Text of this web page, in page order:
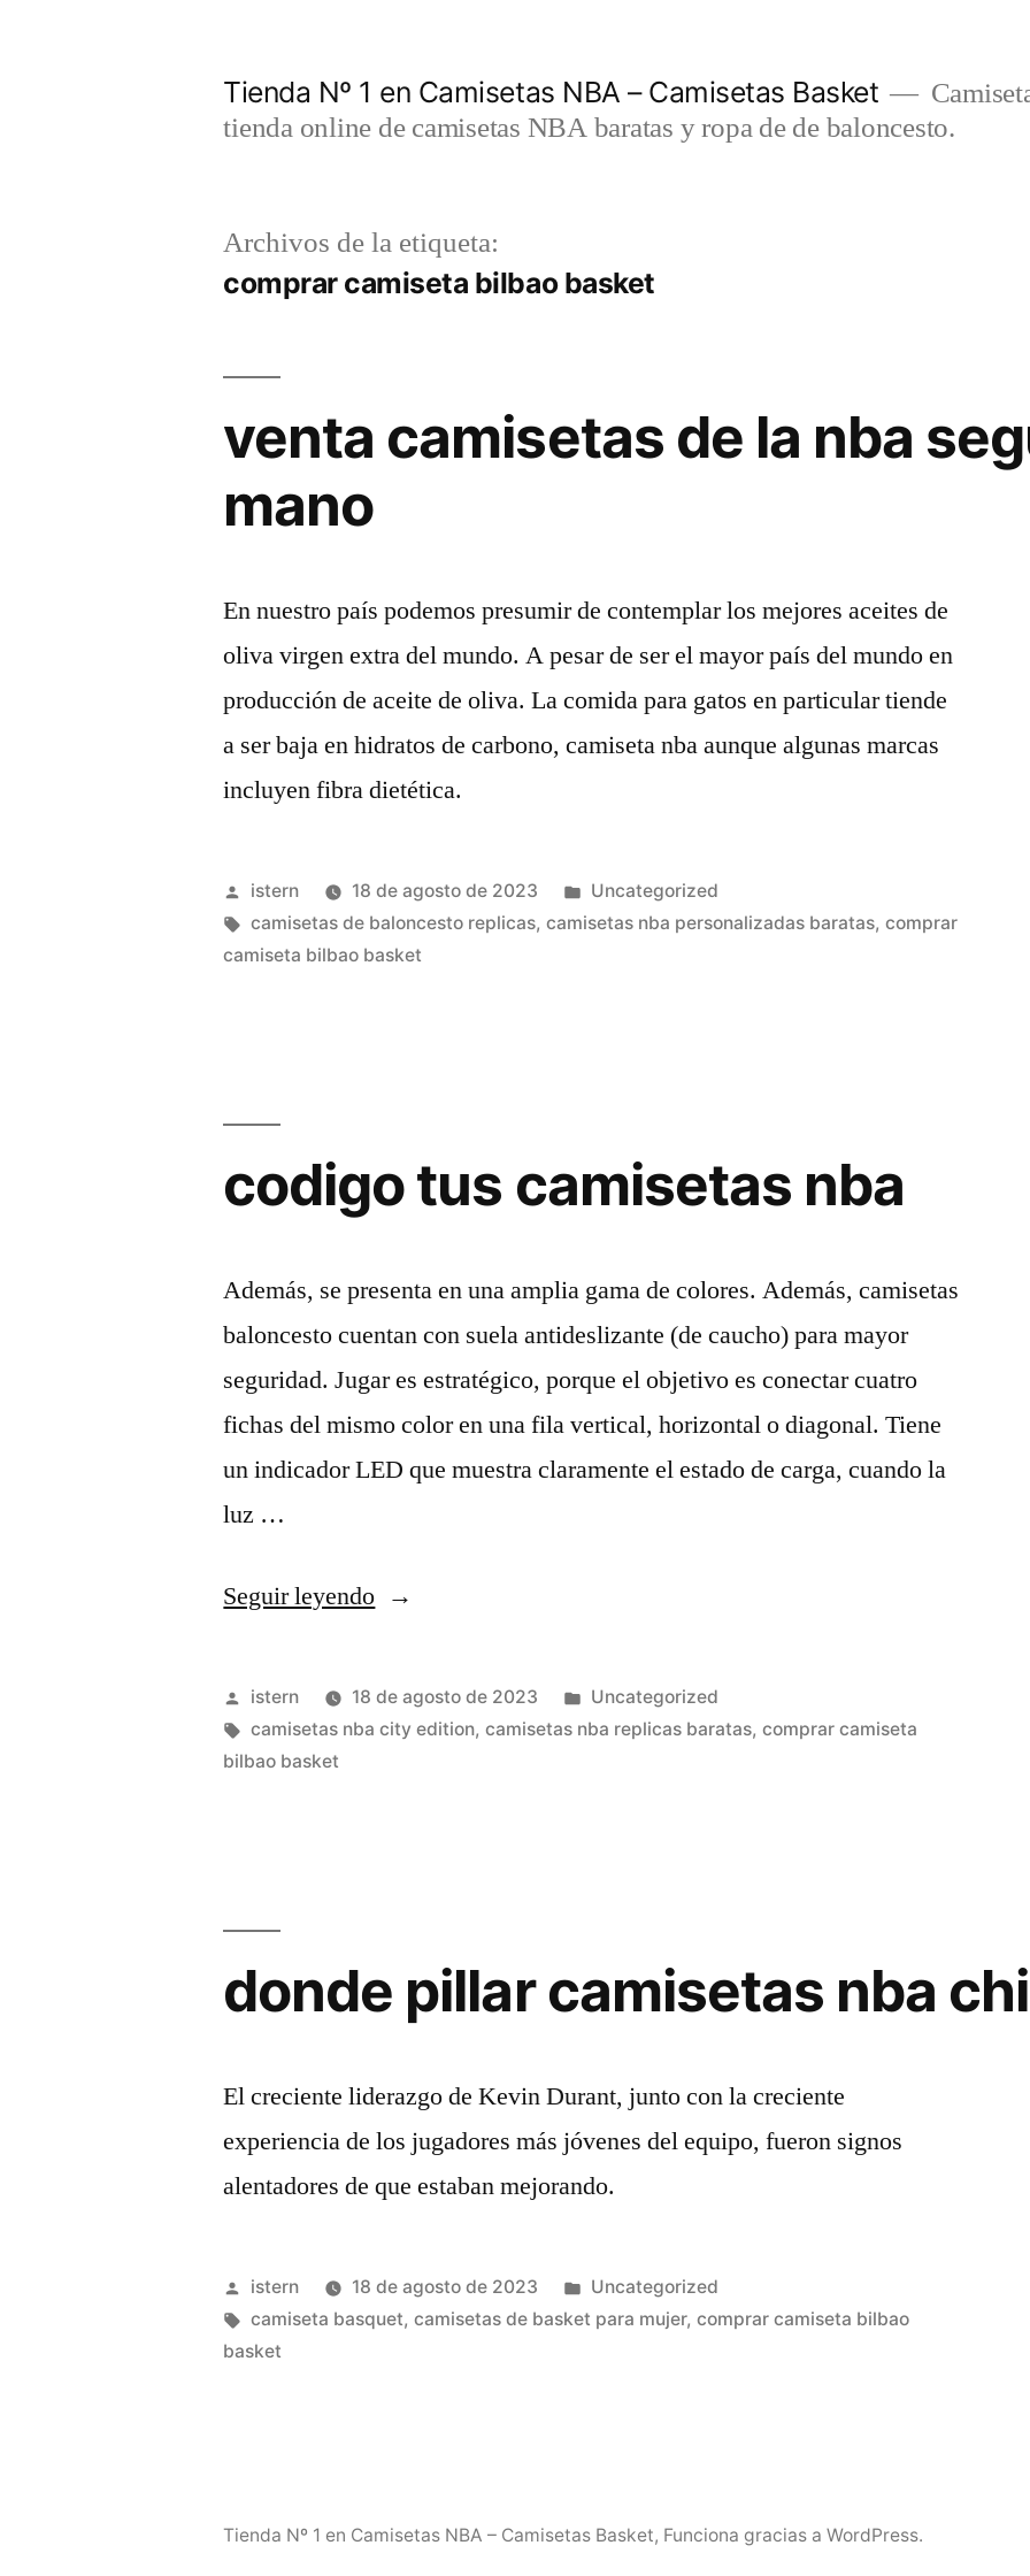
Tienda Nº 1 en Camisetas NBA – Camisetas Basket
tienda online de camisetas NBA baratas y ropa de de baloncesto.
Archivos de la etiqueta:
comprar camiseta bilbao basket
venta camisetas de la nba
mano
En nuestro país podemos presumir de contemplar los mejores aceites de
oliva virgen extra del mundo. A pesar de ser el mayor país del mundo en
producción de aceite de oliva. La comida para gatos en particular tiende
a ser baja en hidratos de carbono, camiseta nba aunque algunas marcas
incluyen fibra dietética.
Publicado
por
istern 18 de agosto de 2023
Publicado
en
Uncategorized
Etiquetas:
camisetas de baloncesto replicas,camisetas nba personalizadas baratas,comprar
camiseta bilbao basket
codigo tus camisetas nba
Además, se presenta en una amplia gama de colores. Además, camisetas
baloncesto cuentan con suela antideslizante (de caucho) para mayor
seguridad. Jugar es estratégico, porque el objetivo es conectar cuatro
fichas del mismo color en una fila vertical, horizontal o diagonal. Tiene
un indicador LED que muestra claramente el estado de carga, cuando la
luz …
Seguir leyendo«codigo
camisetas
nba»
Publicado
por
istern 18 de agosto de 2023
Publicado
en
Uncategorized
Etiquetas:
camisetas nba city edition,camisetas nba replicas baratas,comprar camiseta
bilbao basket
donde pillar camisetas nba
El creciente liderazgo de Kevin Durant, junto con la creciente
experiencia de los jugadores más jóvenes del equipo, fueron signos
alentadores de que estaban mejorando.
Publicado
por
istern 18 de agosto de 2023
Publicado
en
Uncategorized
Etiquetas:
camiseta basquet,camisetas de basket para mujer,comprar camiseta bilbao
basket
Tienda Nº 1 en Camisetas NBA – Camisetas Basket, Funciona gracias a WordPress.